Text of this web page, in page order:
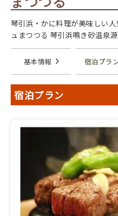
琴引浜・かに料理が美味しい
ュまつつる 琴引浜鳴き砂温泉
基本情報 宿泊プラ
宿泊プラン